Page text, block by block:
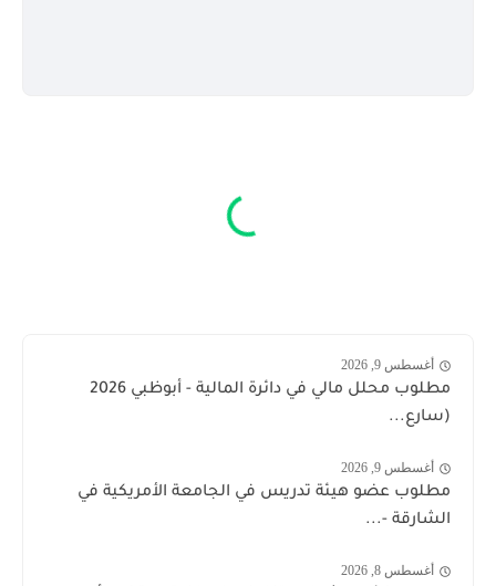
أغسطس 9, 2026
مطلوب محلل مالي في دائرة المالية - أبوظبي 2026
(سارع...
أغسطس 9, 2026
مطلوب عضو هيئة تدريس في الجامعة الأمريكية في
الشارقة -...
أغسطس 8, 2026